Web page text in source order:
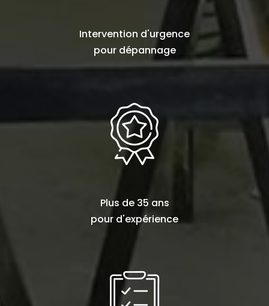
Intervention d'urgence
pour dépannage
Plus de 35 ans
pour d'expérience